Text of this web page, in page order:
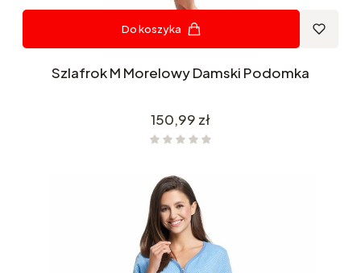
Do koszyka
Szlafrok M Morelowy Damski Podomka
Cena
150,99 zł